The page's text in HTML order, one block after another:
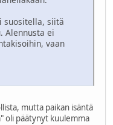
suositella, siitä
Alennusta ei
vaan
mutta paikan isäntä
oli päätynyt kuulemma